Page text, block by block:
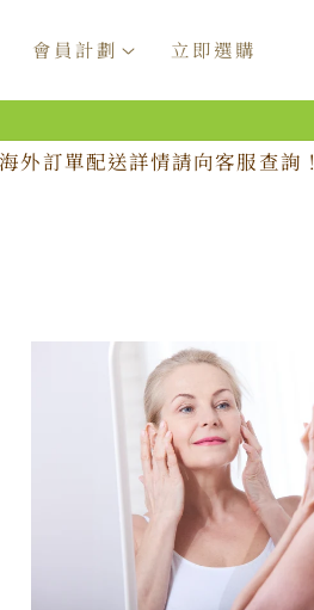
會員計劃 立即選購
外訂單配送詳情請向客服查詢！